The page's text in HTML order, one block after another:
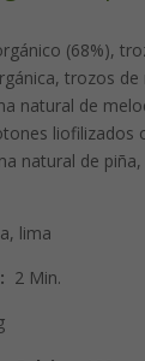
(68%),
trozos de
natural de
liofilizados
natural de
lima
2 Min.